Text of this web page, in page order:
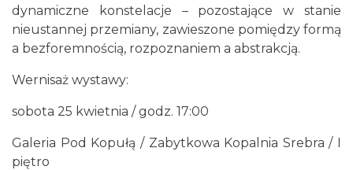
Koncert Sandry w Gliwicach
17.49 km
dynamiczne konstelacje – pozostające w stanie
nieustannej przemiany, zawieszone pomiędzy formą
a bezforemnością, rozpoznaniem a abstrakcją.
Wernisaż wystawy:
sobota 25 kwietnia / godz. 17:00
Galeria Pod Kopułą / Zabytkowa Kopalnia Srebra / I
piętro